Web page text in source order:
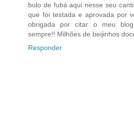
bolo de fubá aqui nesse seu
que foi testada e aprovada por
obrigada por citar o meu
sempre!! Milhões de beijinhos
Responder